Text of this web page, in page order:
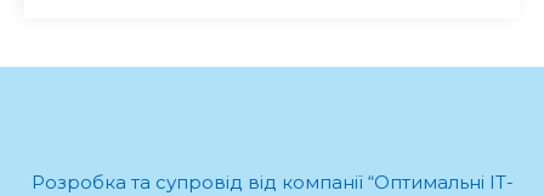
Розробка та супровід від компанії “Оптимальні ІТ-